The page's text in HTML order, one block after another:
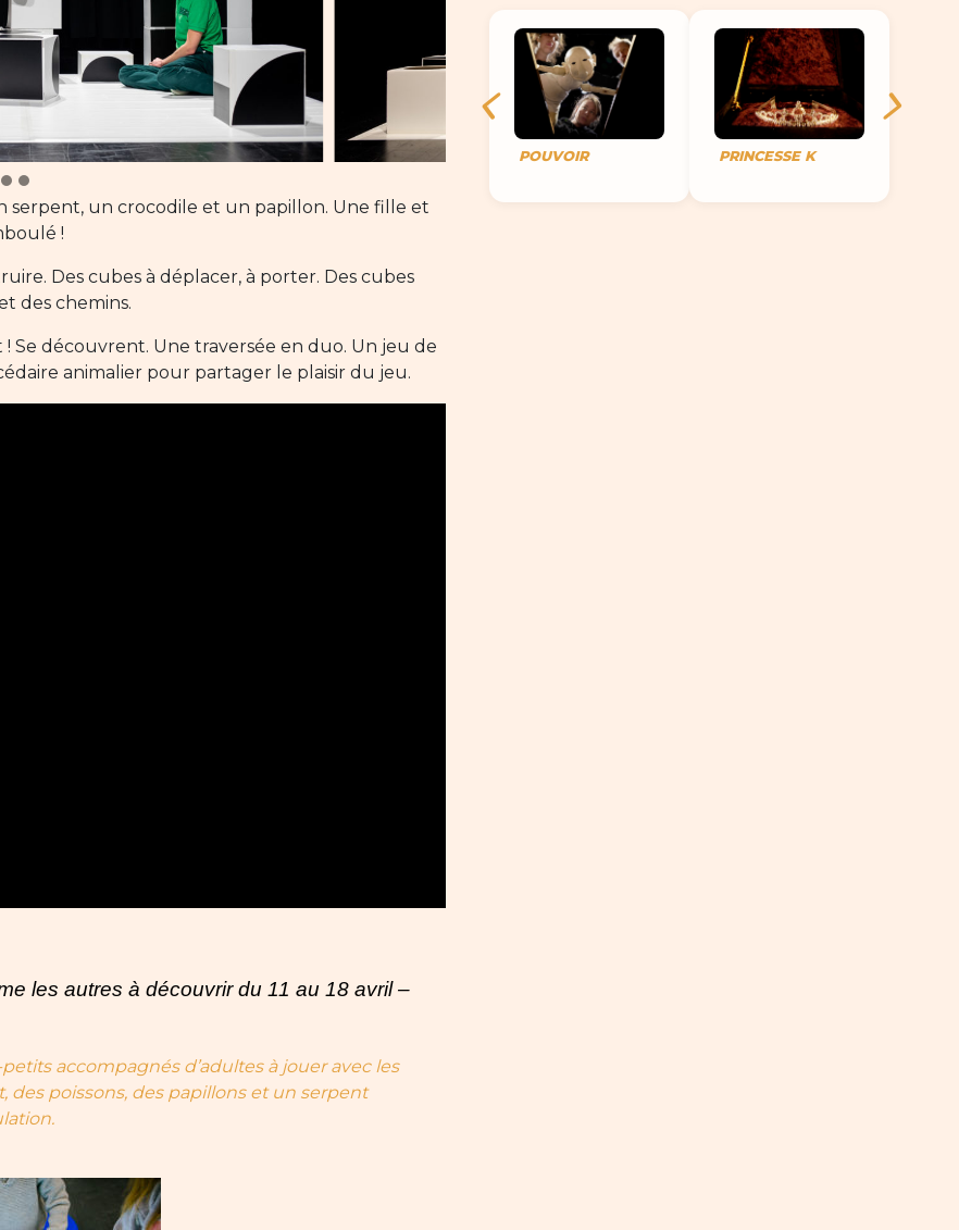
serpent, un crocodile et un papillon. Une fille et
!
Des cubes à déplacer, à porter. Des cubes
des chemins.
Se découvrent. Une traversée en duo. Un jeu de
animalier pour partager le plaisir du jeu.
les autres à découvrir du 11 au 18 avril –
accompagnés d’adultes à jouer avec les
des poissons, des papillons et un serpent
POUVOIR PRINCESSE K